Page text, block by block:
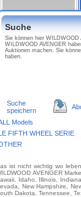
Suche
Sie können hier
WILDWOOD AVENGER
Auktionen machen. Sie
haben.
Suche
speichern
Models
FIFTH WHEEL SERIE
ist nicht wichtig wo
AVENGER
Idaho, Illinois,
New Hampshire,
Dakota, Tennessee,